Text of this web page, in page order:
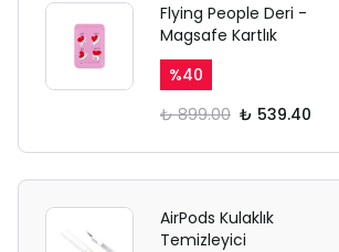
Flying People Deri -
Magsafe Kartlık
%40
₺ 899.00 ₺ 539.40
AirPods Kulaklık
Temizleyici